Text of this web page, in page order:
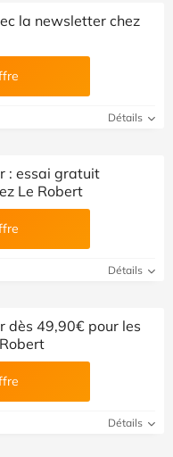
la newsletter chez
Détails
: essai gratuit
Le Robert
Détails
dès 49,90€ pour les
Détails